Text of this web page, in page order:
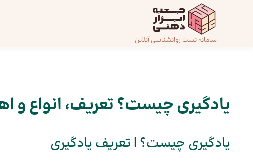
سامانه تست روانشناسی آنلاین
صفحه
ما
با ما
یادگیری چیست؟ تعریف، انواع و
یادگیری چیست؟ | تعریف یادگیری
پیمایش